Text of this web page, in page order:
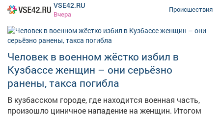
заявку на покупку на сайте магазина. Вскоре с ним
связалась менеджер: разъяснила условия продажи и
прислала на электронную почту договор для
подписания. Доверившись собеседнице, мужчина
подписал документ и перевёл деньги - оплатил
стоимость автомобиля и его транспортировку в
Россию. Но на этом история не закончилась. Когда
подошло время получения машины, мошенники
заявили, что нужно дополнительно оплатить услуги
автовоза и таможенного оформления. Чтобы собрать
VSE42.RU
Вчера
Происшествия
Человек в военном жёстко избил в
Кузбассе женщин – они серьёзно
ранены, такса погибла
В кузбасском городе, где находится военная часть,
произошло циничное нападение на женщин. Итогом